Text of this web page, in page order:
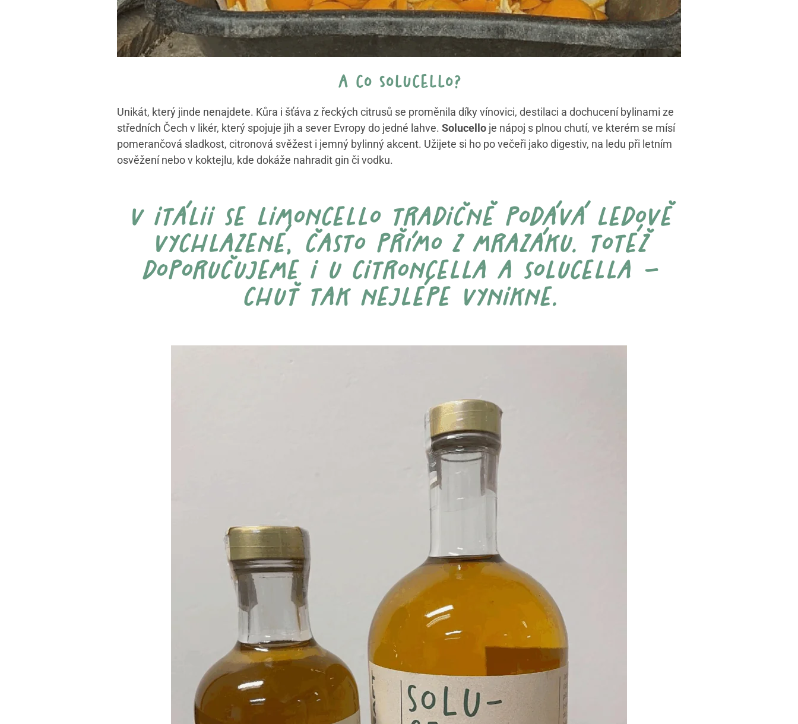
a co solucello?
Unikát, který jinde nenajdete. Kůra i šťáva z řeckých citrusů se proměnila díky vínovici, destilaci a dochucení bylinami ze
středních Čech v likér, který spojuje jih a sever Evropy do jedné lahve. Solucello je nápoj s plnou chutí, ve kterém se mísí
pomerančová sladkost, citronová svěžest i jemný bylinný akcent. Užijete si ho po večeři jako digestiv, na ledu při letním
osvěžení nebo v koktejlu, kde dokáže nahradit gin či vodku.
v itálii se limoncello tradičně podává ledově
vychlazené, často přímo z mrazáku. totéž
doporučujeme i u citroncella a solucella –
chuť tak nejlépe vynikne.